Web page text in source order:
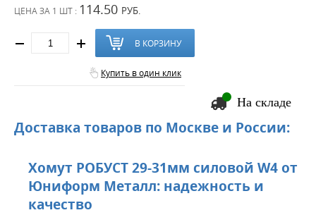
ЦЕНА ЗА 1 ШТ : 114.50 РУБ.
В КОРЗИНУ
Купить в один клик
На складе
Доставка товаров по Москве и России:
Хомут РОБУСТ 29-31мм силовой W4 от
Юниформ Металл: надежность и
качество